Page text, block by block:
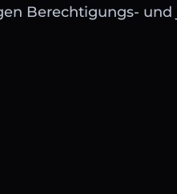
Berechtigungs-